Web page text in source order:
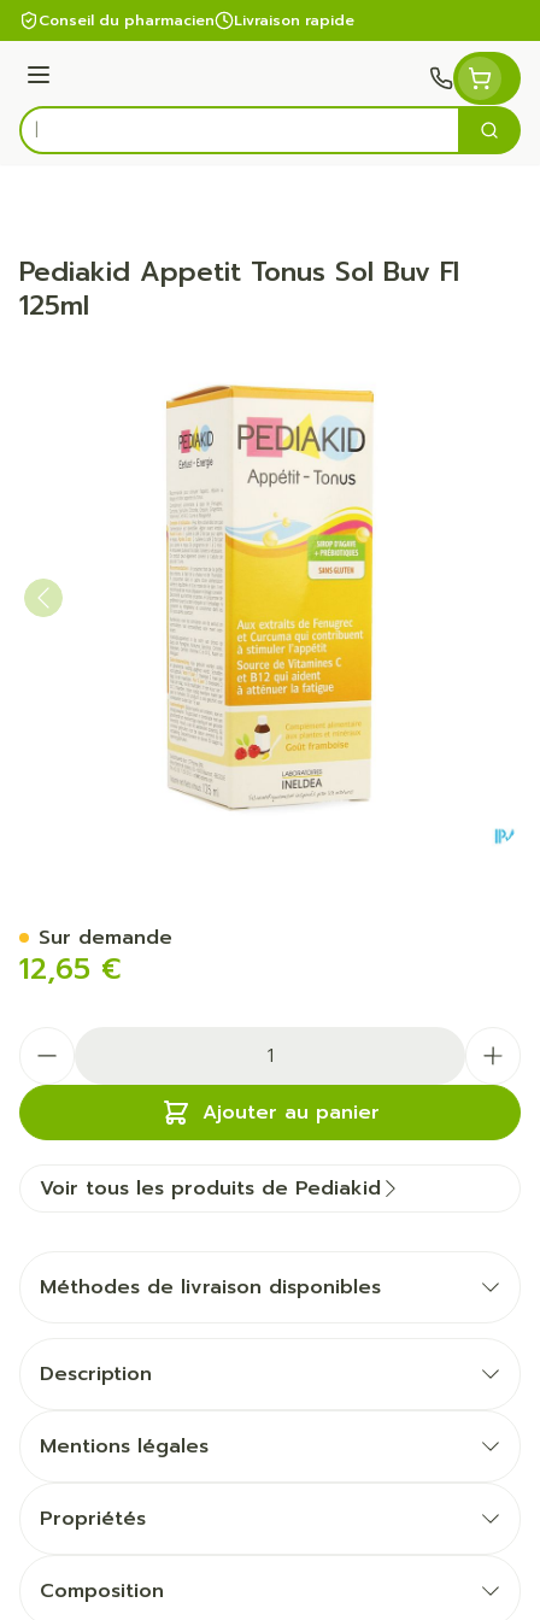
Aller au contenu
Conseil du pharmacien Livraison rapide
Menu
Rechercher
Pediakid Appetit Tonus Sol Buv Fl
125ml
12,65 €
Ajouter au panier
Sur demande
Voir tous les produits de Pediakid
Méthodes de livraison disponibles
Description
Mentions légales
Propriétés
Composition